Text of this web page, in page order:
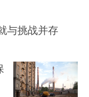
与挑战并存